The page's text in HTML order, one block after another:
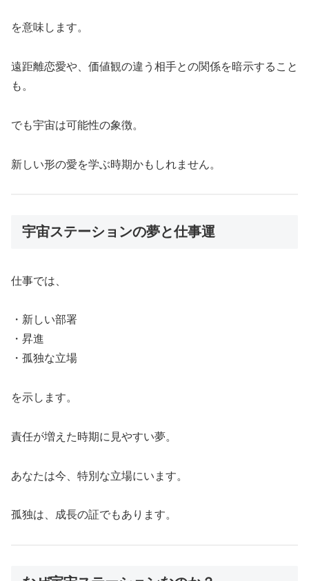
を意味します。
遠距離恋愛や、価値観の違う相手との関係を暗示すること
も。
でも宇宙は可能性の象徴。
新しい形の愛を学ぶ時期かもしれません。
宇宙ステーションの夢と仕事運
仕事では、
・新しい部署
・昇進
・孤独な立場
を示します。
責任が増えた時期に見やすい夢。
あなたは今、特別な立場にいます。
孤独は、成長の証でもあります。